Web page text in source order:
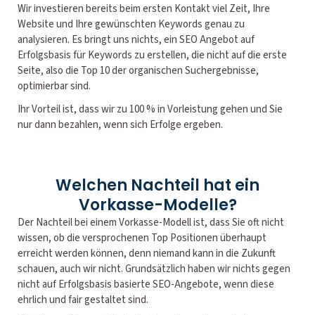
Wir investieren bereits beim ersten Kontakt viel Zeit, Ihre
Website und Ihre gewünschten Keywords genau zu
analysieren. Es bringt uns nichts, ein SEO Angebot auf
Erfolgsbasis für Keywords zu erstellen, die nicht auf die erste
Seite, also die Top 10 der organischen Suchergebnisse,
optimierbar sind.
Ihr Vorteil ist, dass wir zu 100 % in Vorleistung gehen und Sie
nur dann bezahlen, wenn sich Erfolge ergeben.
Welchen Nachteil hat ein
Vorkasse-Modelle?
Der Nachteil bei einem Vorkasse-Modell ist, dass Sie oft nicht
wissen, ob die versprochenen Top Positionen überhaupt
erreicht werden können, denn niemand kann in die Zukunft
schauen, auch wir nicht. Grundsätzlich haben wir nichts gegen
nicht auf Erfolgsbasis basierte SEO-Angebote, wenn diese
ehrlich und fair gestaltet sind.